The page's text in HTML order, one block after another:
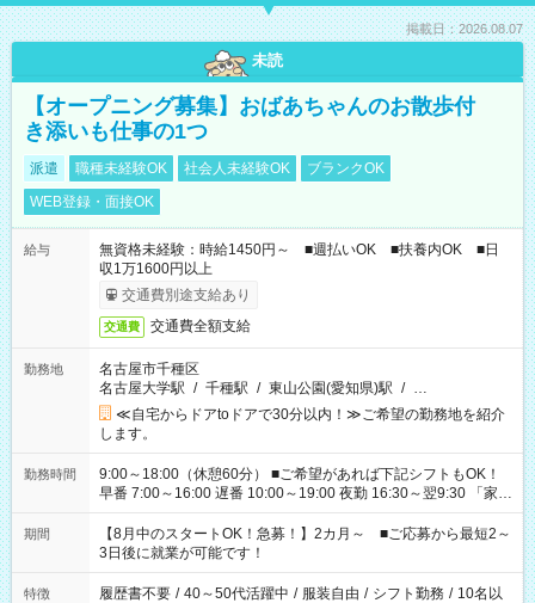
掲載日：2026.08.07
未読
【オープニング募集】おばあちゃんのお散歩付
き添いも仕事の1つ
派遣 職種未経験OK 社会人未経験OK
ブランクOK
WEB登録・面接OK
給与
無資格未経験：時給1450円～ ■週払いOK ■扶養内OK ■日
収1万1600円以上
交通費別途支給あり
交通費 交通費全額支給
勤務地
名古屋市千種区
名古屋大学駅 / 千種駅 / 東山公園(愛知県)駅 / …
≪自宅からドアtoドアで30分以内！≫ご希望の勤務地を紹介
します。
勤務時間
9:00～18:00（休憩60分） ■ご希望があれば下記シフトもOK！
早番 7:00～16:00 遅番 10:00～19:00 夜勤 16:30～翌9:30 「家族
と休みを合わせたい」 「余裕を持って夕飯の準備がしたい」
「できれば残業はしたくない」 など、ご希望を教えてください
ね。 ※Wワーク希望の方へ 今ご覧のお仕事で希望する勤務時間
と、もう1つのお仕事の勤務時間。 合計で週40時間を超える場
合は応募できません。
期間
【8月中のスタートOK！急募！】2カ月～ ■ご応募から最短2～
3日後に就業が可能です！
特徴 履歴書不要 / 40～50代活躍中 / 服装自由 / シフト勤務 / 10名以